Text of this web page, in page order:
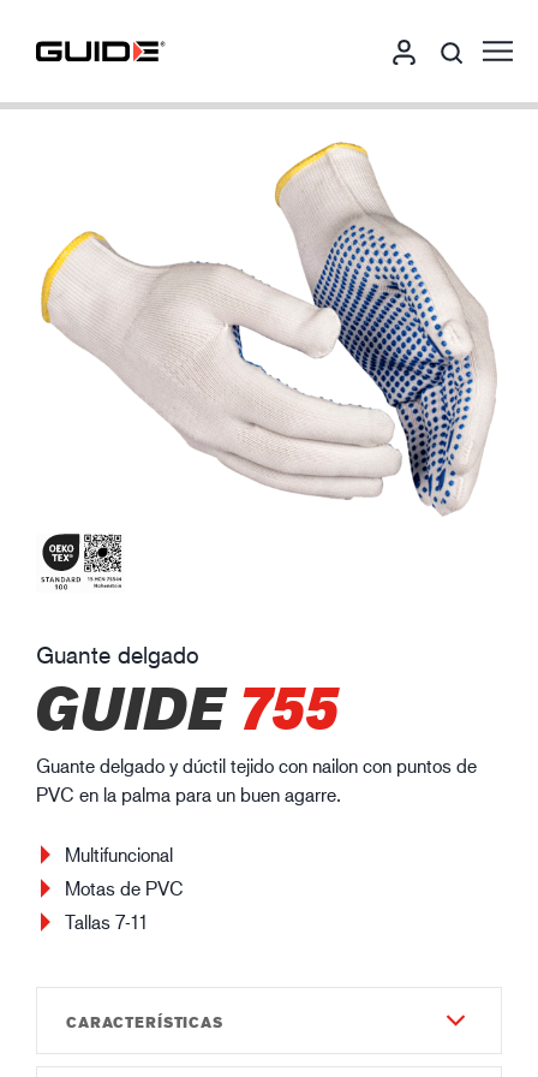
Guante delgado
GUIDE755
Guante delgado y dúctil tejido con nailon con puntos de
PVC en la palma para un buen agarre.
Multifuncional
Motas de PVC
Tallas 7-11
CARACTERÍSTICAS